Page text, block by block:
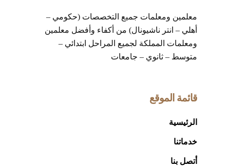
معلمين ومعلمات جميع التخصصات (حكومي –
أهلي – انتر ناشيونال) من أكفاء وأفضل معلمين
ومعلمات المملكة لجميع المراحل ابتدائي –
متوسط – ثانوي – جامعات
قائمة الموقع
الرئيسية
خدماتنا
أتصل بنا